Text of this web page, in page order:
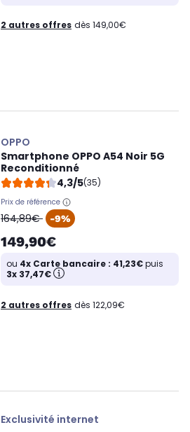
2 autres offres dès 149,00€
OPPO
Smartphone OPPO A54 Noir 5G
Reconditionné
4,3/5(35)
Prix de référence
oldPrice
164,89€ -9%
149,90€
ou 4x Carte bancaire : 41,23€puis
3x 37,47€
2 autres offres dès 122,09€
Exclusivité internet